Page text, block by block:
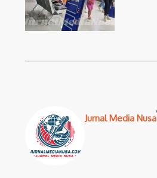
Jurnal Media Nusa